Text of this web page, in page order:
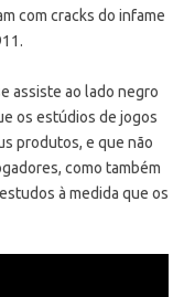
com cracks do infame
assiste ao lado negro
os estúdios de jogos
produtos, e que não
como também
à medida que os